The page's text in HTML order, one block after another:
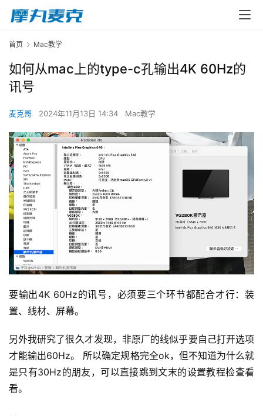
首页 Mac教学
如何从mac上的type-c孔输出4K 60Hz的
讯号
麦克哥 2024年11月13日 14:34 Mac教学
要输出4K 60Hz的讯号，必须要三个环节都配合才行：装
置、线材、屏幕。
另外我研究了很久才发现，非原厂的线似乎要自己打开选项
才能输出60Hz。 所以确定规格完全ok，但不知道为什么就
是只有30Hz的朋友，可以直接跳到文末的设置教程检查看
看。